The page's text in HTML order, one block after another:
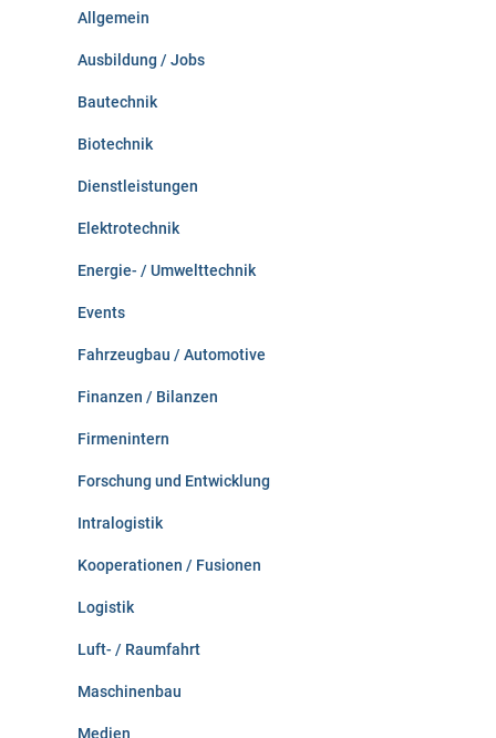
Allgemein
Ausbildung / Jobs
Bautechnik
Biotechnik
Dienstleistungen
Elektrotechnik
Energie- / Umwelttechnik
Events
Fahrzeugbau / Automotive
Finanzen / Bilanzen
Firmenintern
Forschung und Entwicklung
Intralogistik
Kooperationen / Fusionen
Logistik
Luft- / Raumfahrt
Maschinenbau
Medien